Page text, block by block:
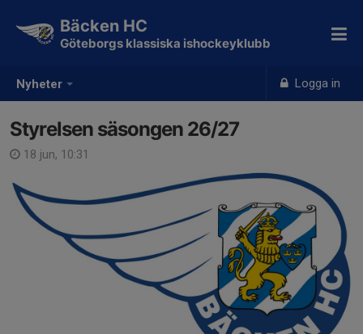
Nyheter Logga in
Bäcken HC
Göteborgs klassiska ishockeyklubb
Styrelsen säsongen 26/27
18 jun, 10:31